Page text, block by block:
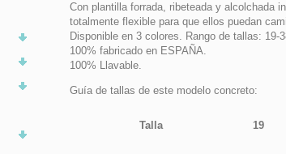
Con plantilla forrada, ribeteada y alcolchada
totalmente flexible para que ellos puedan
Disponible en 3 colores. Rango de tallas: 19-
100% fabricado en ESPAÑA.
100% Llavable.
Guía de tallas de este modelo concreto:
Talla 19